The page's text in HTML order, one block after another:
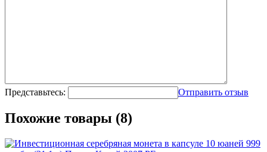
Представьтесь: Отправить отзыв
Похожие товары (8)